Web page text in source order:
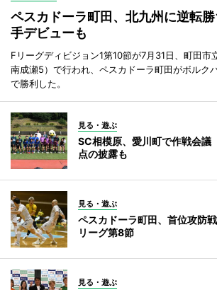
ペスカドーラ町田、北九州に逆転
手デビューも
Fリーグディビジョン1第10節が7月31日、町田市
南成瀬5）で行われ、ペスカドーラ町田がボルク
で勝利した。
見る・遊ぶ
SC相模原、愛川町で作戦会
点の披露も
見る・遊ぶ
ペスカドーラ町田、首位攻防
リーグ第8節
見る・遊ぶ